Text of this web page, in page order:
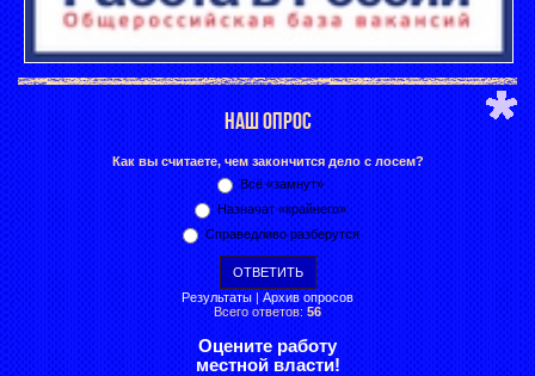
НАШ ОПРОС
Как вы считаете, чем закончится дело с лосем?
Всё «замнут»
Назначат «крайнего»
Справедливо разберутся
Результаты | Архив опросов
Всего ответов: 56
Оцените работу
местной власти!